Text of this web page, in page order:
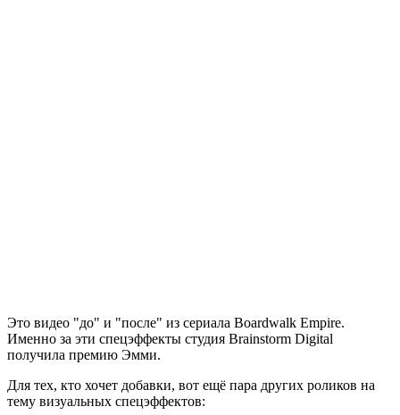
Это видео "до" и "после" из сериала Boardwalk Empire.
Именно за эти спецэффекты студия Brainstorm Digital
получила премию Эмми.
Для тех, кто хочет добавки, вот ещё пара других роликов на
тему визуальных спецэффектов: